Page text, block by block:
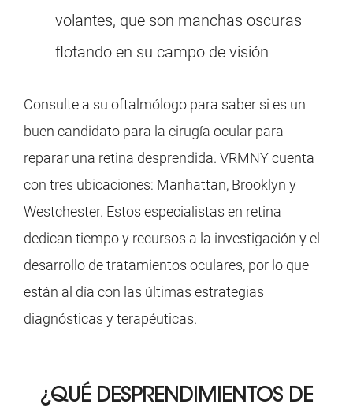
volantes, que son manchas oscuras
flotando en su campo de visión
Consulte a su oftalmólogo para saber si es un
buen candidato para la cirugía ocular para
reparar una retina desprendida. VRMNY cuenta
con tres ubicaciones: Manhattan, Brooklyn y
Westchester. Estos especialistas en retina
dedican tiempo y recursos a la investigación y el
desarrollo de tratamientos oculares, por lo que
están al día con las últimas estrategias
diagnósticas y terapéuticas.
¿QUÉ DESPRENDIMIENTOS DE